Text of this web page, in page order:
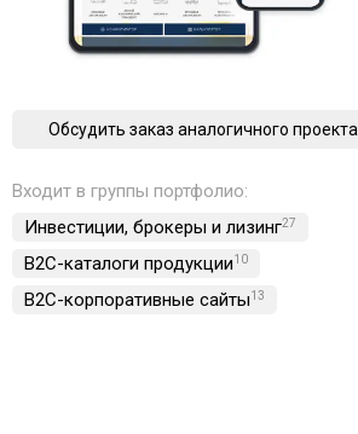
Обсудить заказ аналогичного проекта
Входит в группы портфолио:
Инвестиции, брокеры и лизинг27
B2C-каталоги продукции10
B2C-корпоративные сайты13